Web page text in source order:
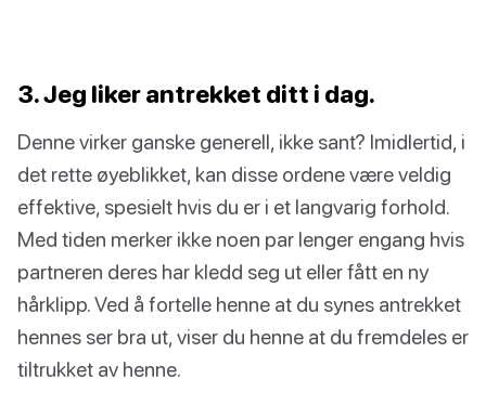
3. Jeg liker antrekket ditt i dag.
Denne virker ganske generell, ikke sant? Imidlertid, i
det rette øyeblikket, kan disse ordene være veldig
effektive, spesielt hvis du er i et langvarig forhold.
Med tiden merker ikke noen par lenger engang hvis
partneren deres har kledd seg ut eller fått en ny
hårklipp. Ved å fortelle henne at du synes antrekket
hennes ser bra ut, viser du henne at du fremdeles er
tiltrukket av henne.